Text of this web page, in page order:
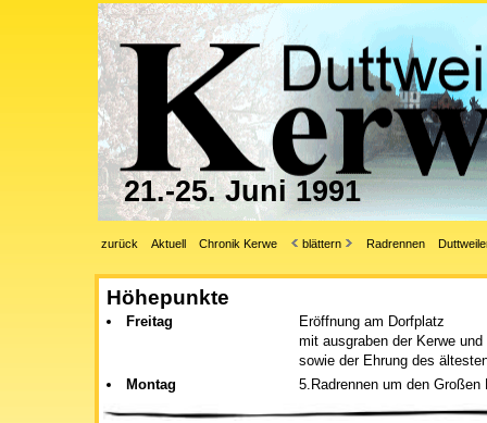
21.-25. Juni 1991
zurück Aktuell Chronik Kerwe blättern Radrennen
Höhepunkte
Freitag
Eröffnung am Dorfplatz
mit ausgraben der Kerwe
sowie der Ehrung des
Montag
5.Radrennen um den